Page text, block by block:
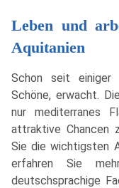
Leben und
Aquitanien
Schon seit einiger
Schöne, erwacht.
nur mediterranes
attraktive Chancen
Sie die wichtigsten
erfahren Sie
deutschsprachige